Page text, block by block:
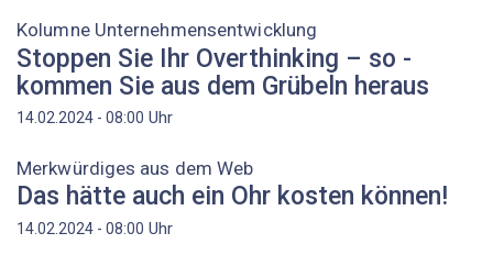
Kolumne Unternehmensentwicklung
Stoppen Sie Ihr Overthinking – so ­
kommen Sie aus dem Grübeln heraus
14.02.2024 - 08:00 Uhr
Merkwürdiges aus dem Web
Das hätte auch ein Ohr kosten können!
14.02.2024 - 08:00 Uhr